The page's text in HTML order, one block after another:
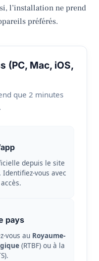
l’installation ne prend
préférés.
(PC, Mac, iOS,
que 2 minutes
depuis le site
vous avec
pays
vous au Royaume-
(RTBF) ou à la